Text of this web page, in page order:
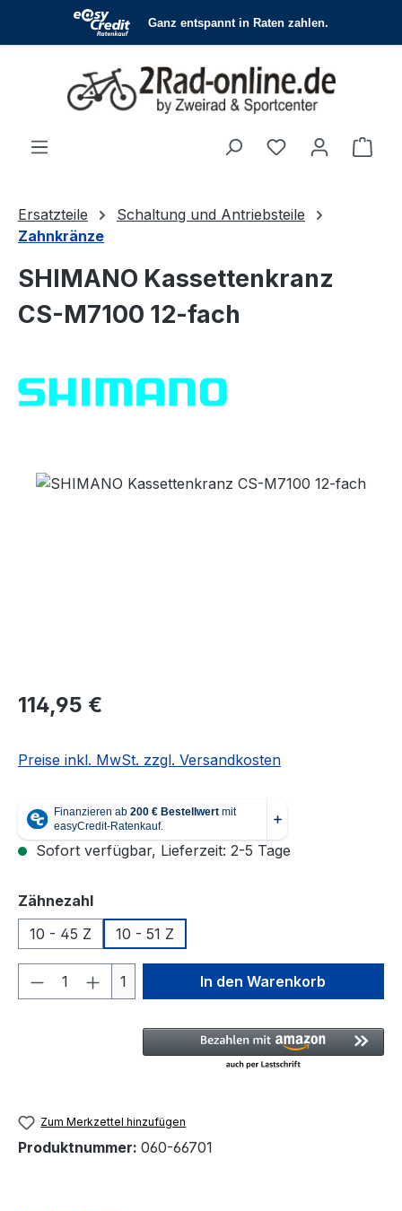
Zum Hauptinhalt springen
Du hast 0
Ersatzteile
Schaltung und Antriebsteile
Zahnkränze
SHIMANO Kassettenkranz
CS-M7100 12-fach
Regulärer Preis:
114,95 €
Preise inkl. MwSt. zzgl. Versandkosten
Sofort verfügbar, Lieferzeit: 2-5 Tage
Zähnezahlauswählen
10 - 45 Z
10 - 51 Z
Produkt Anzahl: Gib den
1 In den Warenkorb
Zum Merkzettel hinzufügen
Produktnummer: 060-66701